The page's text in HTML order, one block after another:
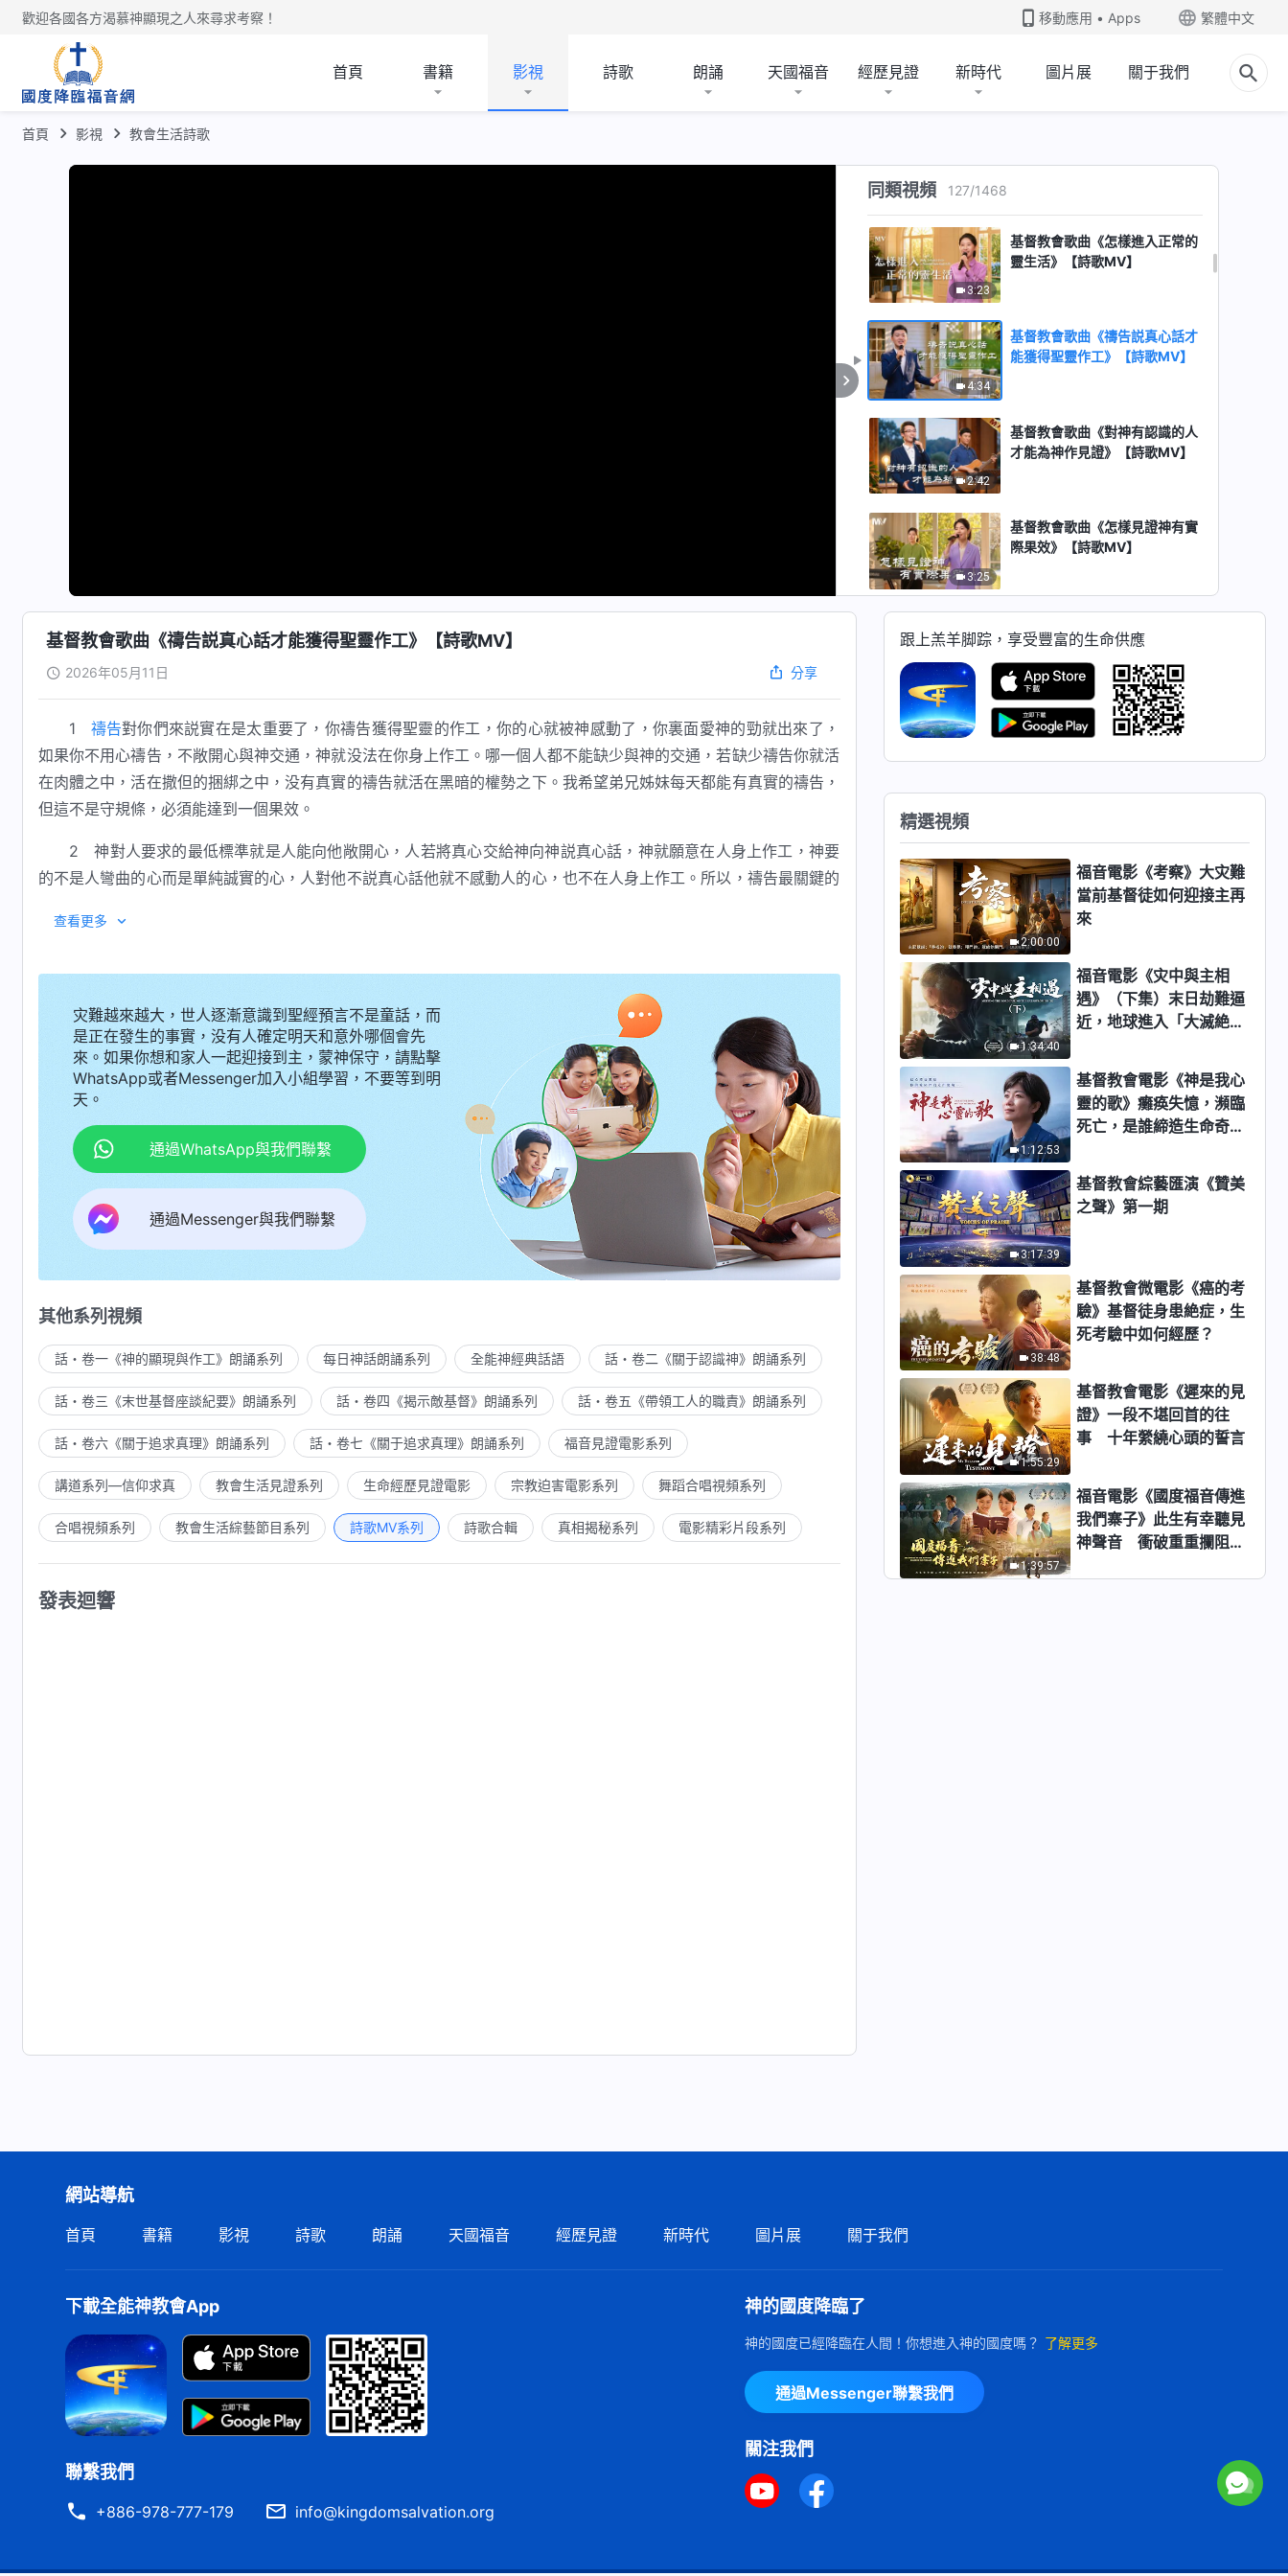
歡迎各國各方渴慕神顯現之人來尋求考察！ 移動應用 • Apps 繁體中文
首頁 書籍 影視 詩歌 朗誦 天國福音 經歷見證 新時代 圖片展 關于我們
首頁 影視 教會生活詩歌
同類視頻 127/1468
立住必須得具備的》【詩歌
4:54
的道》【詩歌MV】
3:23
基督教會歌曲《怎樣進入正常的
靈生活》【詩歌MV】
4:34
基督教會歌曲《禱告説真心話才
能獲得聖靈作工》【詩歌MV】
2:42
基督教會歌曲《對神有認識的人
才能為神作見證》【詩歌MV】
3:25
基督教會歌曲《怎樣見證神有實
際果效》【詩歌MV】
3:51
式》【詩歌MV】
基督教會歌曲《神的這片心這份
愛》【詩歌MV】
3:56
3:58
基督教會歌曲《神給人擺設環境
的目的》【詩歌MV】
3:30
基督教會歌曲《神是人命運唯一
的主宰者》【詩歌MV】
4:09
基督教會歌曲《人的罪性如何才
能變化》【詩歌MV】
4:12
基督教會歌曲《神要的是人真實
的順服》【詩歌MV】
5:46
基督教會歌曲《怎樣安静在神面
前》【詩歌MV】
6:47
基督教會歌曲《了解神聖潔的實
質很重要》【詩歌MV】
3:25
基督教會歌曲《信神不愛神就枉
活一世》【詩歌MV】
基督教會歌曲《失去神的時候》
5:26
基督教會歌曲《神的實質是聖潔
基督教會歌曲《禱告説真心話才能獲得聖靈作工》【詩歌MV】
2026年05月11日 分享
1 禱告對你們來説實在是太重要了，你禱告獲得聖靈的作工，你的心就被神感動了，你裏面愛神的勁就出來了，
如果你不用心禱告，不敞開心與神交通，神就没法在你身上作工。哪一個人都不能缺少與神的交通，若缺少禱告你就活
在肉體之中，活在撒但的捆綁之中，没有真實的禱告就活在黑暗的權勢之下。我希望弟兄姊妹每天都能有真實的禱告，
但這不是守規條，必須能達到一個果效。
2 神對人要求的最低標準就是人能向他敞開心，人若將真心交給神向神説真心話，神就願意在人身上作工，神要
的不是人彎曲的心而是單純誠實的心，人對他不説真心話他就不感動人的心，也不在人身上作工。所以，禱告最關鍵的
向你掩面的。
3 禱告的最低標準是必須能維持你的心能安静在神面前，心不離開神，或許這一個階段你没有更新更高的看見，
但你必須以禱告來維持現狀，不能倒退，這是最起碼必須達到的。進入靈生活的標志就是看你禱告是否進入正軌，所有
的人都得進入這個實際，都得作有意識的操練工作，不是消極等待，而是有意識地尋求聖靈的感動，這才是真實尋求神
的人。
——《話・卷一 神的顯現與作工・關于禱告的實行》
查看更多
灾難越來越大，世人逐漸意識到聖經預言不是童話，而
是正在發生的事實，没有人確定明天和意外哪個會先
來。如果你想和家人一起迎接到主，蒙神保守，請點擊
WhatsApp或者Messenger加入小組學習，不要等到明
天。
通過WhatsApp與我們聯繫
通過Messenger與我們聯繫
其他系列視頻
話・卷一《神的顯現與作工》朗誦系列 每日神話朗誦系列 全能神經典話語 話・卷二《關于認識神》朗誦系列
話・卷三《末世基督座談紀要》朗誦系列 話・卷四《揭示敵基督》朗誦系列 話・卷五《帶領工人的職責》朗誦系列
話・卷六《關于追求真理》朗誦系列 話・卷七《關于追求真理》朗誦系列 福音見證電影系列
講道系列—信仰求真 教會生活見證系列 生命經歷見證電影 宗教迫害電影系列 舞蹈合唱視頻系列
合唱視頻系列 教會生活綜藝節目系列 詩歌MV系列 詩歌合輯 真相揭秘系列 電影精彩片段系列
發表迴響
跟上羔羊脚踪，享受豐富的生命供應
精選視頻
2:00:00
福音電影《考察》大灾難
當前基督徒如何迎接主再
來
1:34:40
福音電影《灾中與主相
遇》（下集）末日劫難逼
近，地球進入「大滅絶時
你準備好逃生了嗎？
1:12:53
基督教會電影《神是我心
靈的歌》癱痪失憶，瀕臨
死亡，是誰締造生命奇
3:17:39
基督教會綜藝匯演《贊美
之聲》第一期
38:48
基督教會微電影《癌的考
驗》基督徒身患絶症，生
死考驗中如何經歷？
1:55:29
基督教會電影《遲來的見
證》一段不堪回首的往
事 十年縈繞心頭的誓言
1:39:57
福音電影《國度福音傳進
我們寨子》此生有幸聽見
神聲音 衝破重重攔阻跟
網站導航
首頁 書籍 影視 詩歌 朗誦 天國福音 經歷見證 新時代 圖片展 關于我們
下載全能神教會App
聯繫我們
+886-978-777-179 info@kingdomsalvation.org
神的國度降臨了
神的國度已經降臨在人間！你想進入神的國度嗎？ 了解更多
通過Messenger聯繫我們
關注我們